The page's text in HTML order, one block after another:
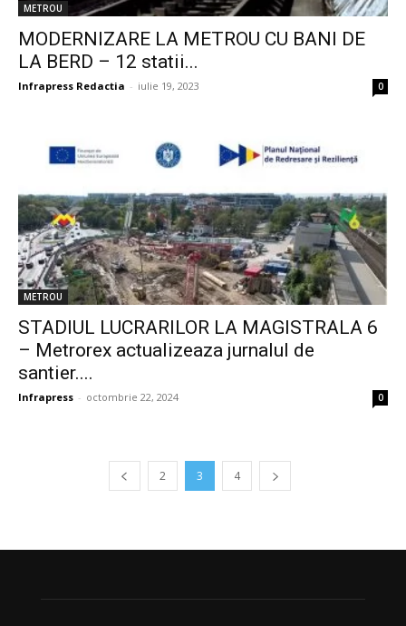
METROU
MODERNIZARE LA METROU CU BANI DE
LA BERD – 12 statii...
Infrapress Redactia - iulie 19, 2023 0
METROU
STADIUL LUCRARILOR LA MAGISTRALA 6
– Metrorex actualizeaza jurnalul de
santier....
Infrapress - octombrie 22, 2024 0
2 3 4